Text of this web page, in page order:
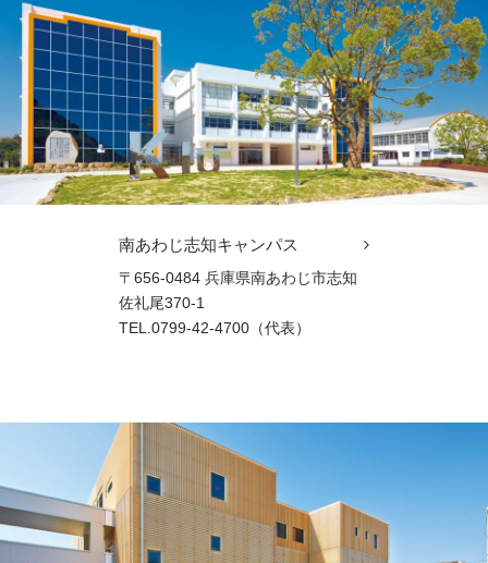
南あわじ志知キャンパス
〒656-0484 兵庫県南あわじ市志知
佐礼尾370-1
TEL.0799-42-4700（代表）